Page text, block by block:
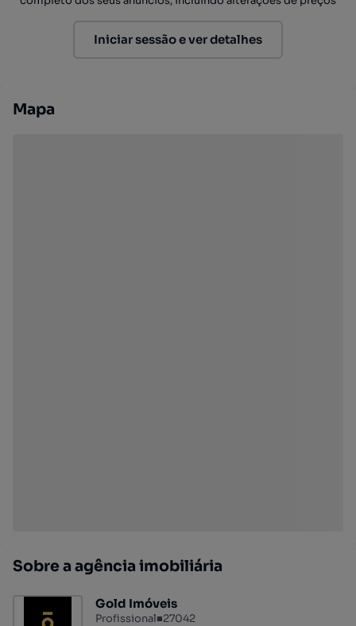
Iniciar sessão e ver detalhes
Mapa
Sobre a agência imobiliária
Gold Imóveis
Profissional■27042